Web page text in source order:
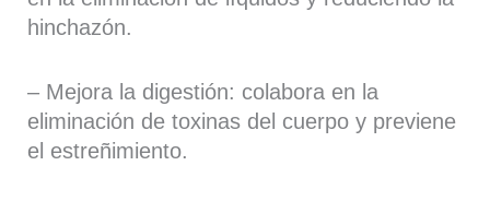
hinchazón.
– Mejora la digestión: colabora en la
eliminación de toxinas del cuerpo y previene
el estreñimiento.